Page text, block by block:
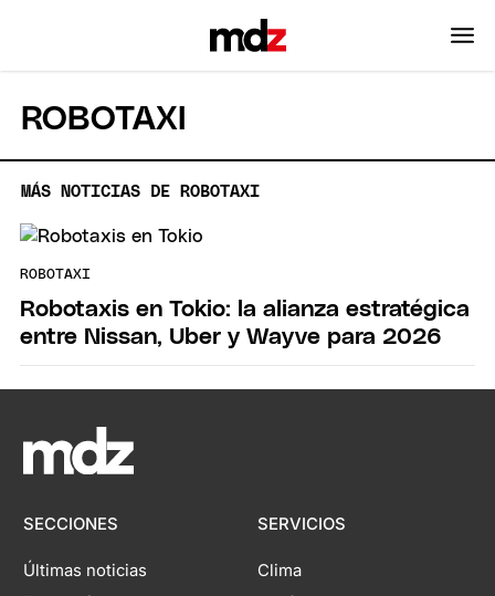
ROBOTAXI
MÁS NOTICIAS DE ROBOTAXI
ROBOTAXI
Robotaxis en Tokio: la alianza estratégica
entre Nissan, Uber y Wayve para 2026
SECCIONES
Últimas noticias
SERVICIOS
Clima